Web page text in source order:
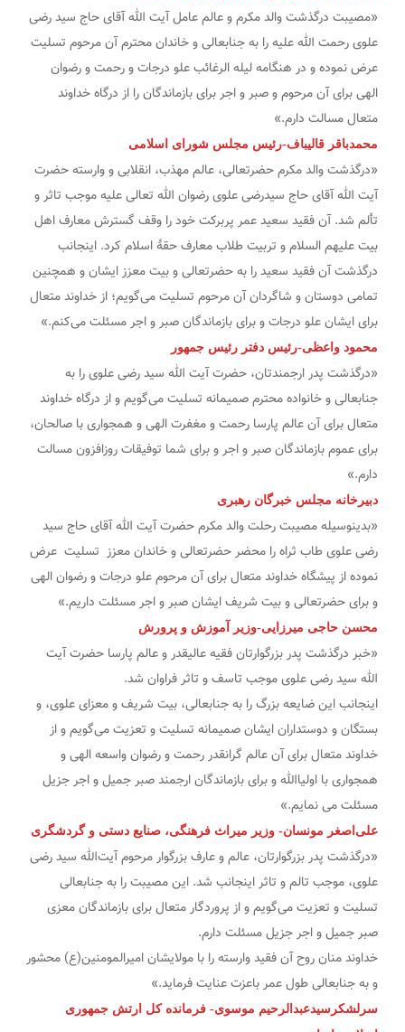
«مصیبت درگذشت والد مکرم و عالم عامل آیت الله آقای حاج سید رضی
علوی رحمت الله علیه را به جنابعالی و خاندان محترم آن مرحوم تسلیت
عرض نموده و در هنگامه لیله الرغائب علو درجات و رحمت و رضوان
الهی برای آن مرحوم و صبر و اجر برای بازماندگان را از درگاه خداوند
متعال مسالت دارم.»
محمدباقر قالیباف-رئیس مجلس شورای اسلامی
«درگذشت والد مکرم حضرتعالی، عالم مهذب، انقلابی و وارسته حضرت
آیت الله آقای حاج سیدرضی علوی رضوان الله تعالی علیه موجب تاثر و
تألم شد. آن فقید سعید عمر پربرکت خود را وقف گسترش معارف اهل
بیت علیهم السلام و تربیت طلاب معارف حقۀ اسلام کرد. اینجانب
درگذشت آن فقید سعید را به حضرتعالی و بیت معزز ایشان و همچنین
تمامی دوستان و شاگردان آن مرحوم تسلیت می‌گویم؛ از خداوند متعال
برای ایشان علو درجات و برای بازماندگان صبر و اجر مسئلت می‌کنم.»
محمود واعظی-رئیس دفتر رئیس جمهور
«درگذشت پدر ارجمندتان، حضرت آیت الله سید رضی علوی را به
جنابعالی و خانواده محترم صمیمانه تسلیت می‌گویم و از درگاه خداوند
متعال برای آن عالم پارسا رحمت و مغفرت الهی و همجواری با صالحان،
برای عموم بازماندگان صبر و اجر و برای شما توفیقات روزافزون مسالت
دارم.»
دبیرخانه مجلس خبرگان رهبری
«بدینوسیله مصیبت رحلت والد مکرم حضرت آیت الله آقای حاج سید
رضی علوی طاب ثراه را محضر حضرتعالی و خاندان معزز تسلیت عرض
نموده از پیشگاه خداوند متعال برای آن مرحوم علو درجات و رضوان الهی
و برای حضرتعالی و بیت شریف ایشان صبر و اجر مسئلت داریم.»
محسن حاجی میرزایی-وزیر آموزش و پرورش
«خبر درگذشت پدر بزرگوارتان فقیه عالیقدر و عالم پارسا حضرت آیت
الله سید رضی علوی موجب تاسف و تاثر فراوان شد.
اینجانب این ضایعه بزرگ را به جنابعالی، بیت شریف و معزای علوی، و
بستگان و دوستداران ایشان صمیمانه تسلیت و تعزیت می‌گویم و از
خداوند متعال برای آن عالم گرانقدر رحمت و رضوان واسعه الهی و
همجواری با اولیاالله و برای بازماندگان ارجمند صبر جمیل و اجر جزیل
مسئلت می نمایم.»
علی‌اصغر مونسان- وزیر میراث فرهنگی، صنایع دستی و گردشگری
«درگذشت پدر بزرگوارتان، عالم و عارف بزرگوار مرحوم آیت‌الله سید رضی
علوی، موجب تالم و تاثر اینجانب شد. این مصیبت را به جنابعالی
تسلیت و تعزیت می‌گویم و از پروردگار متعال برای بازماندگان معزی
صبر جمیل و اجر جزیل مسئلت دارم.
خداوند منان روح آن فقید وارسته را با مولایشان امیرالمومنین(ع) محشور
و به جنابعالی طول عمر باعزت عنایت فرماید.»
سرلشکرسیدعبدالرحیم موسوی- فرمانده کل ارتش جمهوری